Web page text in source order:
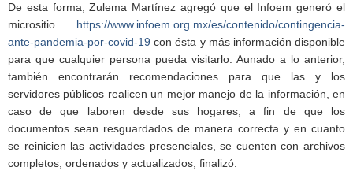
De esta forma, Zulema Martínez agregó que el Infoem generó el
micrositio https://www.infoem.org.mx/es/contenido/contingencia-
ante-pandemia-por-covid-19 con ésta y más información disponible
para que cualquier persona pueda visitarlo. Aunado a lo anterior,
también encontrarán recomendaciones para que las y los
servidores públicos realicen un mejor manejo de la información, en
caso de que laboren desde sus hogares, a fin de que los
documentos sean resguardados de manera correcta y en cuanto
se reinicien las actividades presenciales, se cuenten con archivos
completos, ordenados y actualizados, finalizó.